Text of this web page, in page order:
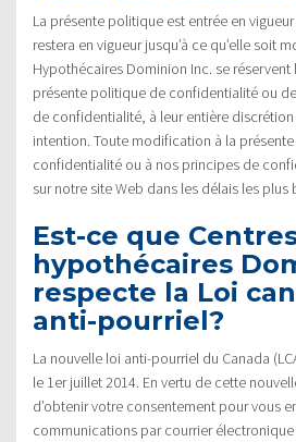
La présente politique est entrée en
restera en vigueur jusqu’à ce qu’elle soit
Hypothécaires Dominion Inc. se
présente politique de confidentialité ou
de confidentialité, à leur entière
intention. Toute modification à la
confidentialité ou à nos principes de
sur notre site Web dans les délais les plus
Est-ce que
hypothécaires
respecte la Loi
anti-pourriel?
La nouvelle loi anti-pourriel du Canada
le 1er juillet 2014. En vertu de cette
d’obtenir votre consentement pour vous
communications par courrier